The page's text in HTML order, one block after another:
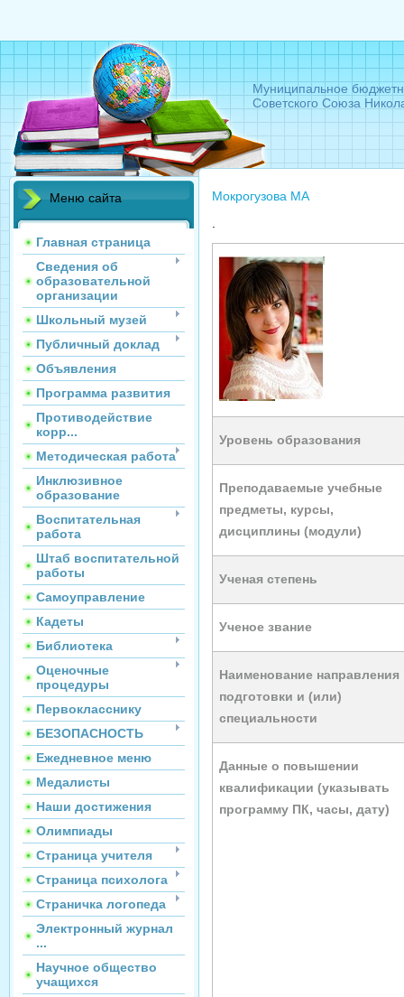
Муниципальное
Советского Союза
Меню сайта
Главная страница
Сведения об
образовательной
организации
Школьный музей
Публичный доклад
Объявления
Программа развития
Противодействие
корр...
Методическая работа
Инклюзивное
образование
Воспитательная
работа
Штаб воспитательной
работы
Самоуправление
Кадеты
Библиотека
Оценочные
процедуры
Первокласснику
БЕЗОПАСНОСТЬ
Ежедневное меню
Медалисты
Наши достижения
Олимпиады
Страница учителя
Страница психолога
Страничка логопеда
Электронный журнал
...
Научное общество
учащихся
Мокрогузова МА
.
Уровень образования
Преподаваемые учебные
предметы, курсы,
дисциплины (модули)
Ученая степень
Ученое звание
Наименование направления
подготовки и (или)
специальности
Данные о повышении
квалификации (указывать
программу ПК, часы, дату)